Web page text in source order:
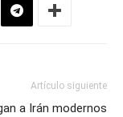
Artículo siguiente
a Irán modernos